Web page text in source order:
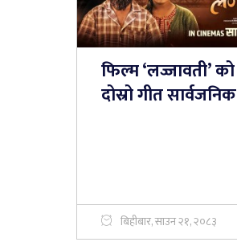
फिल्म ‘लज्जावती’ को
दोस्रो गीत सार्वजनिक
बिहीबार, साउन २१, २०८३